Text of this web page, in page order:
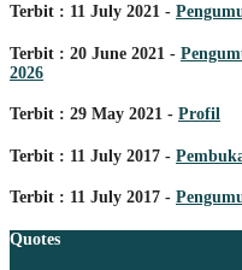
Terbit : 11 July 2021 -
Terbit : 20 June 2021 -
2026
Terbit : 29 May 2021 - Profil
Terbit : 11 July 2017 -
Terbit : 11 July 2017 -
Quotes